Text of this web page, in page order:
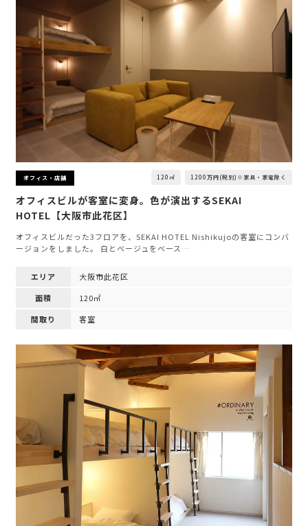
オフィス・店舗 120㎡ 1200万円(税別)※家具・家電除く
オフィスビルが客室に変身。色が演出するSEKAI
HOTEL【大阪市此花区】
オフィスビルだった3フロアを、SEKAI HOTEL Nishikujoの客室にコンバ
ージョンをしました。 白とベージュをベース…
エリア
大阪市此花区
面積
120㎡
間取り
客室